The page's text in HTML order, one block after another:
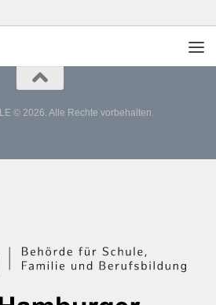
© 2026. Alle Rechte vorbehalten.